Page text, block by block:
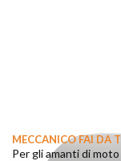
MECCANICO FAI DA
Per gli amanti di